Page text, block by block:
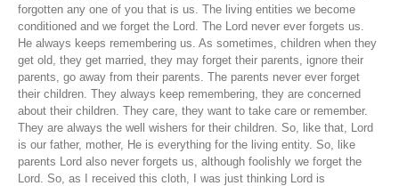
forgotten any one of you that is us. The living entities we become
conditioned and we forget the Lord. The Lord never ever forgets us.
He always keeps remembering us. As sometimes, children when they
get old, they get married, they may forget their parents, ignore their
parents, go away from their parents. The parents never ever forget
their children. They always keep remembering, they are concerned
about their children. They care, they want to take care or remember.
They are always the well wishers for their children. So, like that, Lord
is our father, mother, He is everything for the living entity. So, like
parents Lord also never forgets us, although foolishly we forget the
Lord. So, as I received this cloth, I was just thinking Lord is